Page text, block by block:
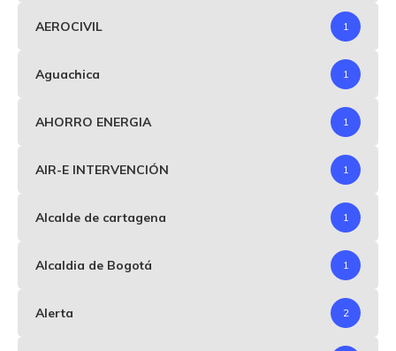
AEROCIVIL 1
Aguachica 1
AHORRO ENERGIA 1
AIR-E INTERVENCIÓN 1
Alcalde de cartagena 1
Alcaldia de Bogotá 1
Alerta 2